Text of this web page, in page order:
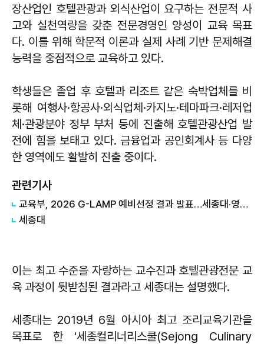
장산업인 호텔관광과 외식산업이 요구하는 전문적 사
고와 실천역량을 갖춘 전문경영인 양성이 교육 목표
다. 이를 위해 학문적 이론과 실제 사례 기반 문제해결
능력을 중점적으로 교육하고 있다.
학생들은 졸업 후 호텔과 리조트 같은 숙박업체를 비
롯해 여행사·항공사·외식업체·카지노·테마파크·레저업
체·관광분야 정부 부처 등에 진출해 호텔관광산업 발
전에 힘을 보태고 있다. 금융업과 공인회계사 등 다양
한 영역에도 활발히 진출 중이다.
관련기사
교육부, 2026 G-LAMP 예비선정 결과 발표…세종대·영남대·제주대·중앙대 4개교 선정
세종대
이는 최고 수준을 자랑하는 교수진과 호텔관광전문 교
육 과정이 뒷받침된 결과라고 세종대는 설명했다.
세종대는 2019년 6월 아시아 최고 조리교육기관을
목표로 한 '세종컬리너리스쿨(Sejong Culinary